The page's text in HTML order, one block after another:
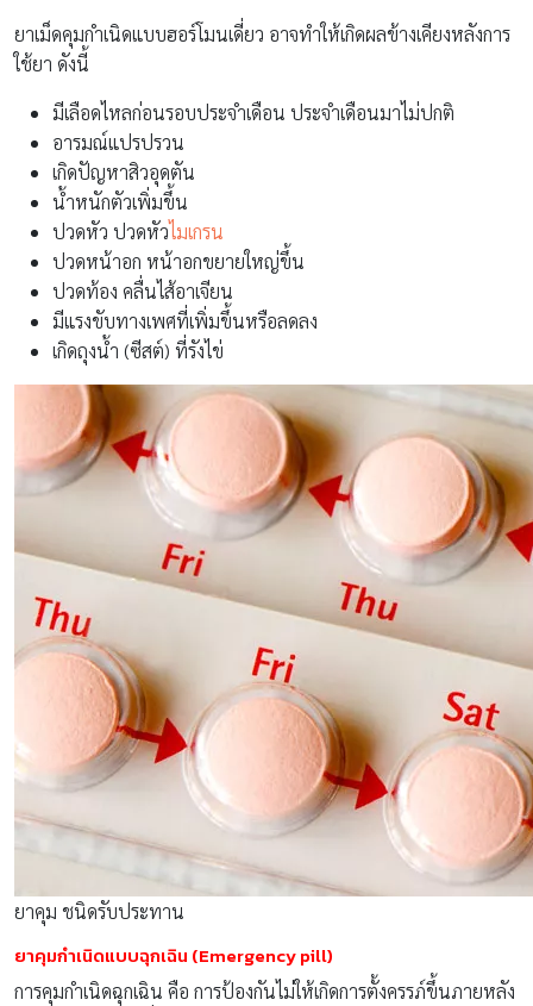
ยาเม็ดคุมกำเนิดแบบฮอร์โมนเดี่ยว อาจทำให้เกิดผลข้างเคียงหลังการ
ใช้ยา ดังนี้
มีเลือดไหลก่อนรอบประจำเดือน ประจำเดือนมาไม่ปกติ
อารมณ์แปรปรวน
เกิดปัญหาสิวอุดตัน
น้ำหนักตัวเพิ่มขึ้น
ปวดหัว ปวดหัวไมเกรน
ปวดหน้าอก หน้าอกขยายใหญ่ขึ้น
ปวดท้อง คลื่นไส้อาเจียน
มีแรงขับทางเพศที่เพิ่มขึ้นหรือลดลง
เกิดถุงน้ำ (ซีสต์) ที่รังไข่
ยาคุม ชนิดรับประทาน
ยาคุมกำเนิดแบบฉุกเฉิน (Emergency pill)
การคุมกำเนิดฉุกเฉิน คือ การป้องกันไม่ให้เกิดการตั้งครรภ์ขึ้นภายหลัง